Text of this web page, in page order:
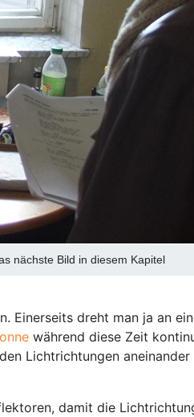
nächste Bild in diesem Kapitel
Einerseits dreht man ja an
während diese Zeit
Lichtrichtungen
damit die